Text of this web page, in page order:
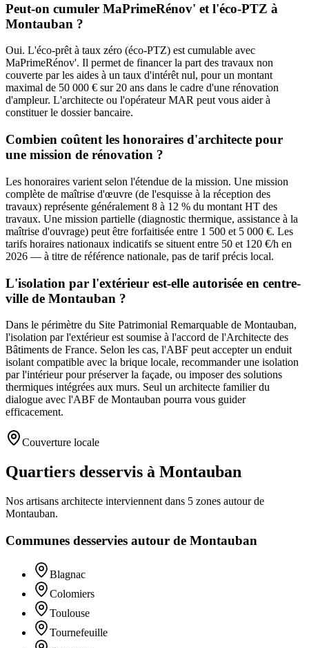
Peut-on cumuler MaPrimeRénov' et l'éco-PTZ à
Montauban ?
Oui. L'éco-prêt à taux zéro (éco-PTZ) est cumulable avec
MaPrimeRénov'. Il permet de financer la part des travaux non
couverte par les aides à un taux d'intérêt nul, pour un montant
maximal de 50 000 € sur 20 ans dans le cadre d'une rénovation
d'ampleur. L'architecte ou l'opérateur MAR peut vous aider à
constituer le dossier bancaire.
Combien coûtent les honoraires d'architecte pour
une mission de rénovation ?
Les honoraires varient selon l'étendue de la mission. Une mission
complète de maîtrise d'œuvre (de l'esquisse à la réception des
travaux) représente généralement 8 à 12 % du montant HT des
travaux. Une mission partielle (diagnostic thermique, assistance à la
maîtrise d'ouvrage) peut être forfaitisée entre 1 500 et 5 000 €. Les
tarifs horaires nationaux indicatifs se situent entre 50 et 120 €/h en
2026 — à titre de référence nationale, pas de tarif précis local.
L'isolation par l'extérieur est-elle autorisée en centre-
ville de Montauban ?
Dans le périmètre du Site Patrimonial Remarquable de Montauban,
l'isolation par l'extérieur est soumise à l'accord de l'Architecte des
Bâtiments de France. Selon les cas, l'ABF peut accepter un enduit
isolant compatible avec la brique locale, recommander une isolation
par l'intérieur pour préserver la façade, ou imposer des solutions
thermiques intégrées aux murs. Seul un architecte familier du
dialogue avec l'ABF de Montauban pourra vous guider
efficacement.
Couverture locale
Quartiers desservis à Montauban
Nos artisans architecte interviennent dans 5 zones autour de
Montauban.
Communes desservies autour de Montauban
Blagnac
Colomiers
Toulouse
Tournefeuille